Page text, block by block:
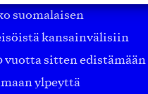
suomalaisen
kansainvälisiin
vuotta sitten edistämään
ylpeyttä